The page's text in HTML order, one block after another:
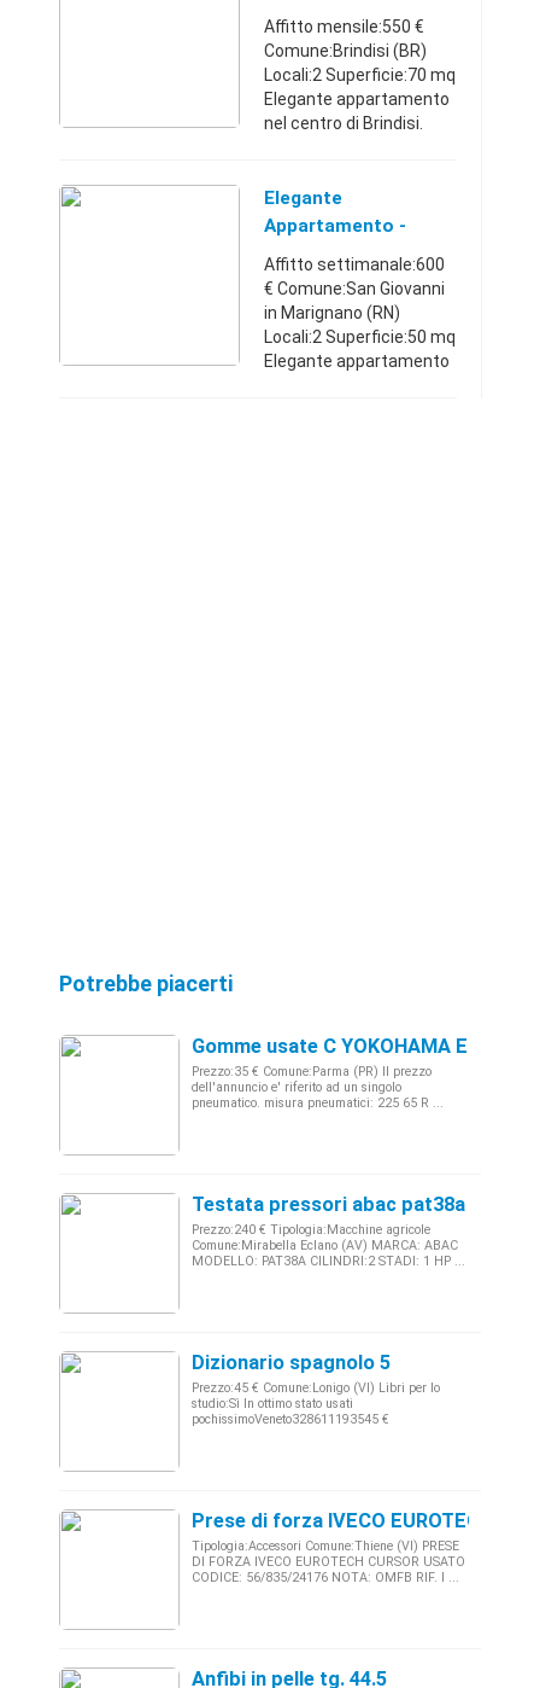
Pieno Centro - Puglia
Affitto mensile:550 €
Comune:Brindisi (BR)
Locali:2 Superficie:70 mq
Elegante appartamento
nel centro di Brindisi.
da salone ampio e
lumonoso , cucinotto
Elegante
Appartamento -
Emilia-Romagna Per
Vacanze
Affitto settimanale:600
€ Comune:San Giovanni
in Marignano (RN)
Locali:2 Superficie:50 mq
Elegante appartamento
Potrebbe piacerti
Gomme usate C YOKOHAMA ESTIVE
Prezzo:35 € Comune:Parma (PR) Il prezzo
dell'annuncio e' riferito ad un singolo
pneumatico. misura pneumatici: 225 65 R ...
Testata pressori abac pat38a
Prezzo:240 € Tipologia:Macchine agricole
Comune:Mirabella Eclano (AV) MARCA: ABAC
MODELLO: PAT38A CILINDRI:2 STADI: 1 HP ...
Dizionario spagnolo 5
Prezzo:45 € Comune:Lonigo (VI) Libri per lo
studio:Sì In ottimo stato usati
pochissimoVeneto328611193545 €
Prese di forza IVECO EUROTECH
Tipologia:Accessori Comune:Thiene (VI) PRESE
DI FORZA IVECO EUROTECH CURSOR USATO
CODICE: 56/835/24176 NOTA: OMFB RIF. I ...
Anfibi in pelle tg. 44.5